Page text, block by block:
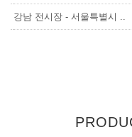
강남 전시장 - 서울특별시 ..